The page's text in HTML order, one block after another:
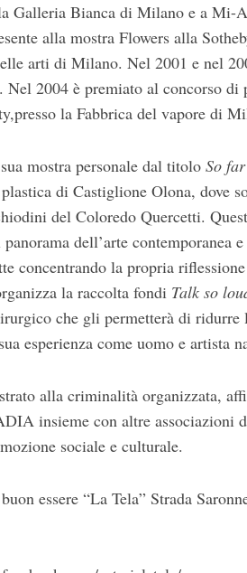
Galleria Bianca di Milano e a Mi-
alla mostra Flowers alla
arti di Milano. Nel 2001 e nel
Nel 2004 è premiato al concorso
la Fabbrica del vapore di
mostra personale dal titolo So
di Castiglione Olona, dove
del Coloredo Quercetti.
dell’arte contemporanea
concentrando la propria
la raccolta fondi Talk so
che gli permetterà di
esperienza come uomo e artista
alla criminalità organizzata,
insieme con altre associazioni
sociale e culturale.
essere “La Tela” Strada